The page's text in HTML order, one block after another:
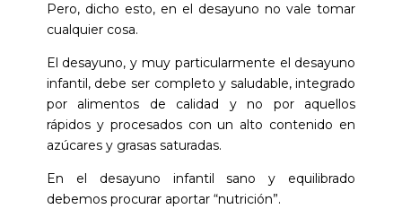
Pero, dicho esto, en el desayuno no vale tomar
cualquier cosa.
El desayuno, y muy particularmente el desayuno
infantil, debe ser completo y saludable, integrado
por alimentos de calidad y no por aquellos
rápidos y procesados con un alto contenido en
azúcares y grasas saturadas.
En el desayuno infantil sano y equilibrado
debemos procurar aportar “nutrición”.